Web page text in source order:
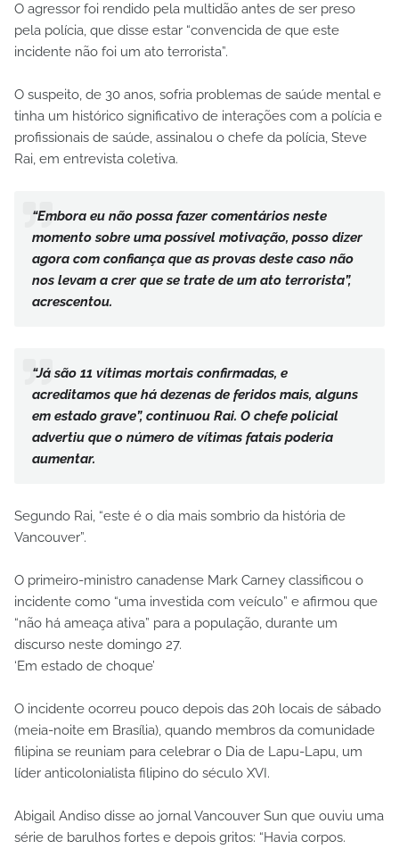
O agressor foi rendido pela multidão antes de ser preso
pela polícia, que disse estar “convencida de que este
incidente não foi um ato terrorista”.
O suspeito, de 30 anos, sofria problemas de saúde mental e
tinha um histórico significativo de interações com a polícia e
profissionais de saúde, assinalou o chefe da polícia, Steve
Rai, em entrevista coletiva.
“Embora eu não possa fazer comentários neste
momento sobre uma possível motivação, posso dizer
agora com confiança que as provas deste caso não
nos levam a crer que se trate de um ato terrorista”,
acrescentou.
“Já são 11 vítimas mortais confirmadas, e
acreditamos que há dezenas de feridos mais, alguns
em estado grave”, continuou Rai. O chefe policial
advertiu que o número de vítimas fatais poderia
aumentar.
Segundo Rai, “este é o dia mais sombrio da história de
Vancouver”.
O primeiro-ministro canadense Mark Carney classificou o
incidente como “uma investida com veículo” e afirmou que
“não há ameaça ativa” para a população, durante um
discurso neste domingo 27.
‘Em estado de choque’
O incidente ocorreu pouco depois das 20h locais de sábado
(meia-noite em Brasília), quando membros da comunidade
filipina se reuniam para celebrar o Dia de Lapu-Lapu, um
líder anticolonialista filipino do século XVI.
Abigail Andiso disse ao jornal Vancouver Sun que ouviu uma
série de barulhos fortes e depois gritos: “Havia corpos.